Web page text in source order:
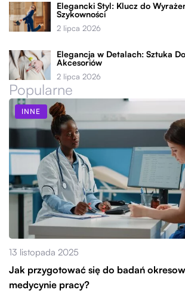
Elegancki Styl: Klucz do
Szykowności
2 lipca 2026
Elegancja w Detalach: Sztuka
Akcesoriów
2 lipca 2026
Popularne
INNE
13 listopada 2025
Jak przygotować się do badań
medycynie pracy?